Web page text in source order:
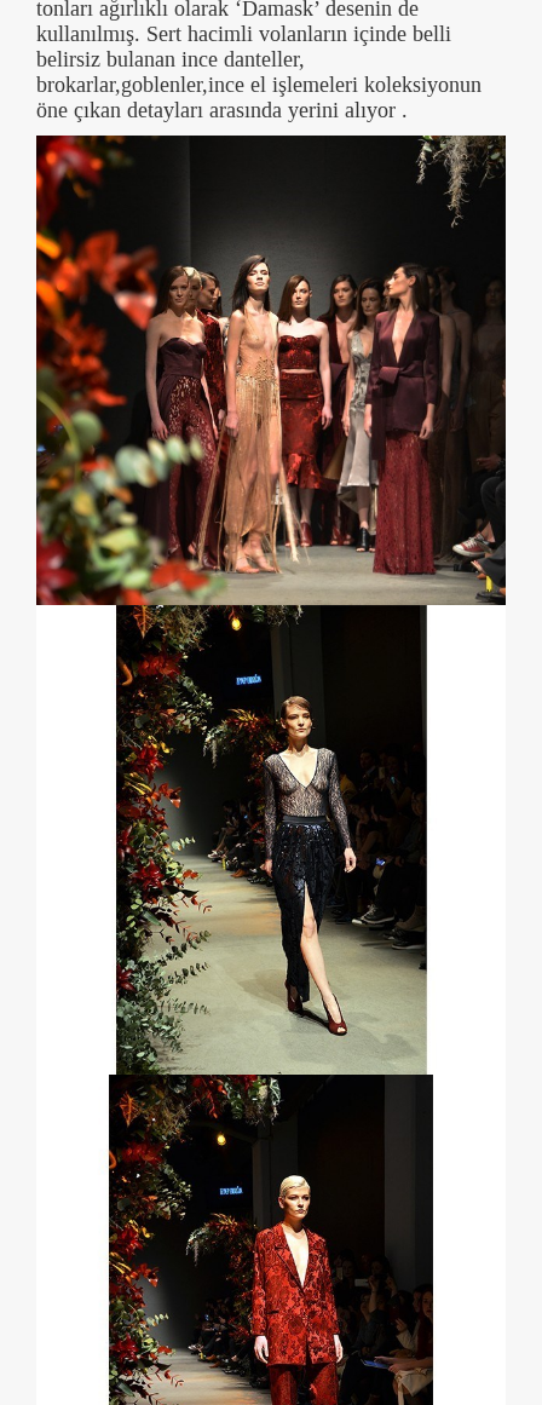
tonları ağırlıklı olarak ‘Damask’ desenin de
kullanılmış. Sert hacimli volanların içinde belli
belirsiz bulanan ince danteller,
brokarlar,goblenler,ince el işlemeleri koleksiyonun
öne çıkan detayları arasında yerini alıyor .